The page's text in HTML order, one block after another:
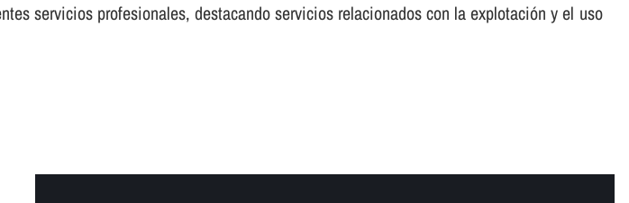
servicios profesionales, destacando servicios relacionados con la explotación y el uso